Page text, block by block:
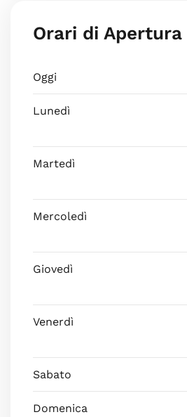
Orari di Apertura
Oggi
Lunedì
Martedì
Mercoledì
Giovedì
Venerdì
Sabato
Domenica